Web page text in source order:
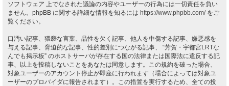
ソフトウェア 上でなされた議論の内容やユーザーの行為には一切責任を負い
ません。phpBB に関する詳細な情報を知るには https://www.phpbb.com/をご
覧ください。
口汚い記事、猥褻な言葉、品性を欠く記事、他人を中傷する記事、嫌悪感を
与える記事、脅迫的な記事、性的差別につながる記事、 “芳賀・宇都宮LRTな
んでも掲示板” のホストサーバが存在する国の法律または国際法に違反する記
事、以上を投稿しないことをあなたは同意します。この規約を破った場合、
対象ユーザーのアカウント停止が即座に行われます（場合によっては対象ユ
ーザーのプロバイダに報告されます）。この措置を実行するため、全ての投